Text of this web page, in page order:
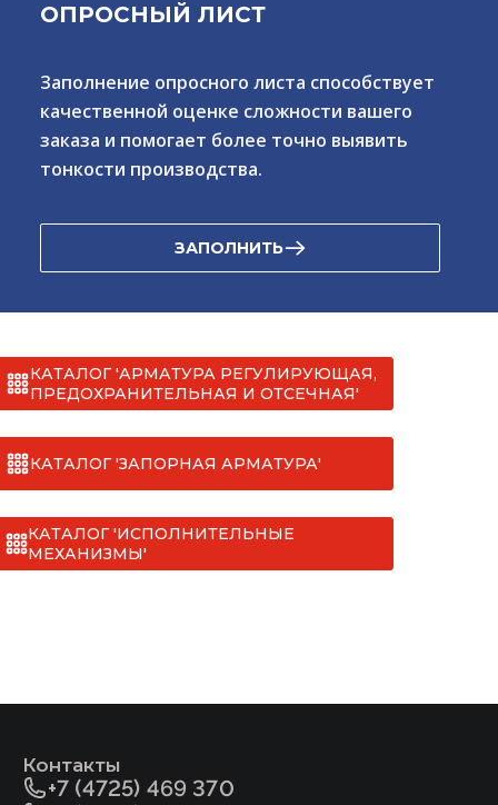
ОПРОСНЫЙ ЛИСТ
Заполнение опросного листа способствует
качественной оценке сложности вашего
заказа и помогает более точно выявить
тонкости производства.
ЗАПОЛНИТЬ
КАТАЛОГ 'АРМАТУРА РЕГУЛИРУЮЩАЯ,
ПРЕДОХРАНИТЕЛЬНАЯ И ОТСЕЧНАЯ'
КАТАЛОГ 'ЗАПОРНАЯ АРМАТУРА'
КАТАЛОГ 'ИСПОЛНИТЕЛЬНЫЕ
МЕХАНИЗМЫ'
Контакты
+7 (4725) 469 370